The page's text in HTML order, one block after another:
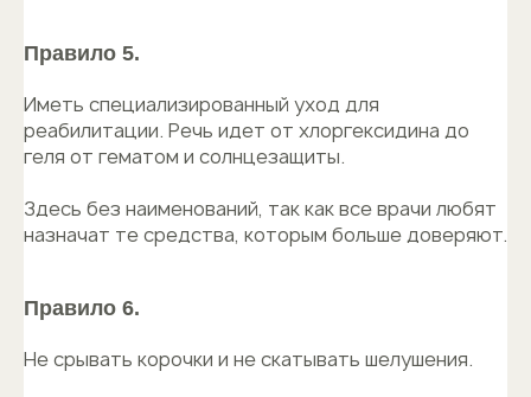
Правило 5.
Иметь специализированный уход для
реабилитации. Речь идет от хлоргексидина до
геля от гематом и солнцезащиты.
Здесь без наименований, так как все врачи любят
назначат те средства, которым больше доверяют.
Правило 6.
Не срывать корочки и не скатывать шелушения.